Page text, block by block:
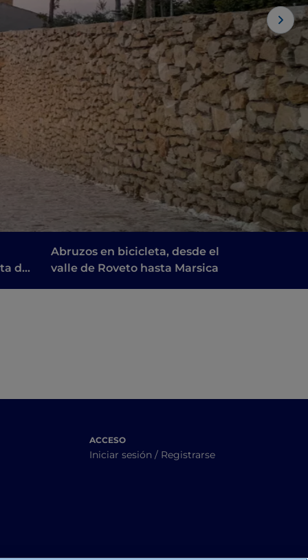
de
Abruzos en bicicleta, desde el
valle de Roveto hasta Marsica
ACCESO
Iniciar sesión / Registrarse